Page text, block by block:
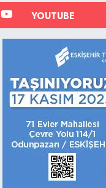
YOUTUBE